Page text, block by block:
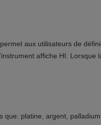
aux utilisateurs de
affiche HI. Lorsque
platine, argent,